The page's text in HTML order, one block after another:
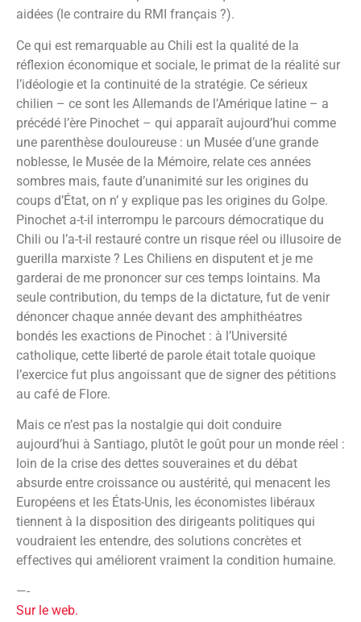
aidées (le contraire du RMI français ?).
Ce qui est remarquable au Chili est la qualité de la
réflexion économique et sociale, le primat de la réalité sur
l’idéologie et la continuité de la stratégie. Ce sérieux
chilien – ce sont les Allemands de l’Amérique latine – a
précédé l’ère Pinochet – qui apparaît aujourd’hui comme
une parenthèse douloureuse : un Musée d’une grande
noblesse, le Musée de la Mémoire, relate ces années
sombres mais, faute d’unanimité sur les origines du
coups d’État, on n’ y explique pas les origines du Golpe.
Pinochet a-t-il interrompu le parcours démocratique du
Chili ou l’a-t-il restauré contre un risque réel ou illusoire de
guerilla marxiste ? Les Chiliens en disputent et je me
garderai de me prononcer sur ces temps lointains. Ma
seule contribution, du temps de la dictature, fut de venir
dénoncer chaque année devant des amphithéatres
bondés les exactions de Pinochet : à l’Université
catholique, cette liberté de parole était totale quoique
l’exercice fut plus angoissant que de signer des pétitions
au café de Flore.
Mais ce n’est pas la nostalgie qui doit conduire
aujourd’hui à Santiago, plutôt le goût pour un monde réel :
loin de la crise des dettes souveraines et du débat
absurde entre croissance ou austérité, qui menacent les
Européens et les États-Unis, les économistes libéraux
tiennent à la disposition des dirigeants politiques qui
voudraient les entendre, des solutions concrètes et
effectives qui améliorent vraiment la condition humaine.
—-
Sur le web.